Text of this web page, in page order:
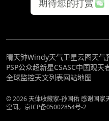
晴天钟Windy天气卫星云图天气
PSP公众超新星CSASC中国观天
全球监控天文列表网站地图
© 2026 天体收藏家-孙国佑 感谢国家
空间。 京ICP备05002854号-2